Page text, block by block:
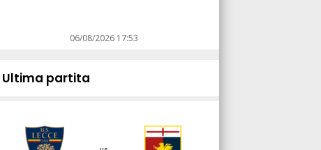
06/08/2026 17:53
Ultima partita